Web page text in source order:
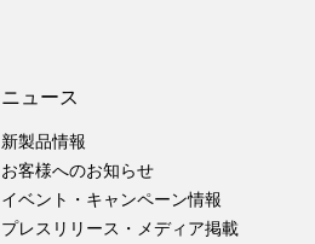
ニュース
新製品情報
お客様へのお知らせ
イベント・キャンペーン情報
プレスリリース・メディア掲載